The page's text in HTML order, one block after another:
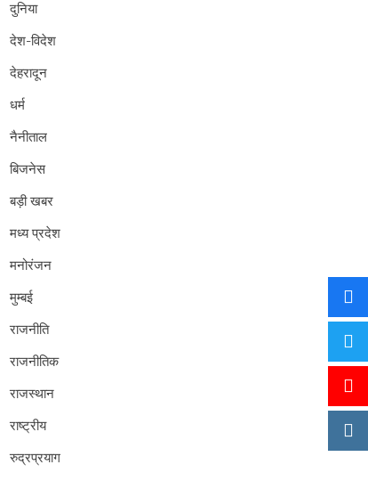
दुनिया
देश-विदेश
देहरादून
धर्म
नैनीताल
बिजनेस
बड़ी खबर
मध्य प्रदेश
मनोरंजन
मुम्बई
राजनीति
राजनीतिक
राजस्थान
राष्ट्रीय
रुद्रप्रयाग